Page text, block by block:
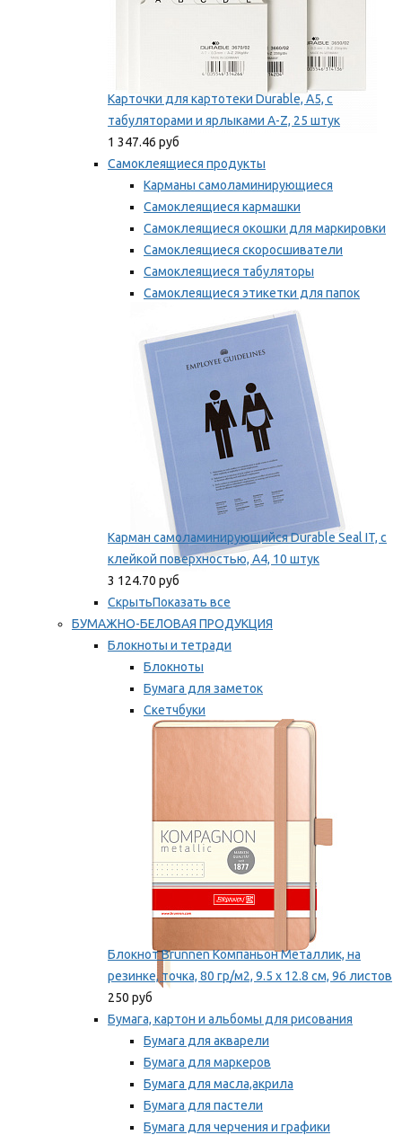
Карточки для картотеки Durable, A5, с
табуляторами и ярлыками A-Z, 25 штук
1 347.46 руб
Самоклеящиеся продукты
Карманы самоламинирующиеся
Самоклеящиеся кармашки
Самоклеящиеся окошки для маркировки
Самоклеящиеся скоросшиватели
Самоклеящиеся табуляторы
Самоклеящиеся этикетки для папок
Таблички для маркировки
Мы рекомендуем
Карман самоламинирующийся Durable Seal IT, с
клейкой поверхностью, A4, 10 штук
3 124.70 руб
СкрытьПоказать все
БУМАЖНО-БЕЛОВАЯ ПРОДУКЦИЯ
Блокноты и тетради
Блокноты
Бумага для заметок
Скетчбуки
Тетради
Блокнот Brunnen Компаньон Металлик, на
резинке, точка, 80 гр/м2, 9.5 х 12.8 см, 96 листов
250 руб
Бумага, картон и альбомы для рисования
Бумага для акварели
Бумага для маркеров
Бумага для масла,акрила
Бумага для пастели
Бумага для черчения и графики